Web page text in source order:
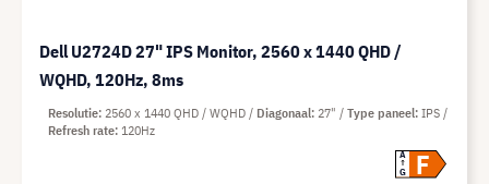
Dell U2724D 27" IPS Monitor, 2560 x 1440 QHD /
WQHD, 120Hz, 8ms
A
G
F
Resolutie 2560 x 1440 QHD / WQHD Diagonaal 27" Type paneel IPS
Refresh rate 120Hz